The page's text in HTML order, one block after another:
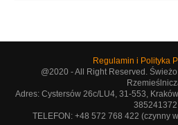
Regulamin i Polityka
@2020 - All Right Reserved.
Adres: Cystersów 26c/LU4, 31-553,
385241372
TELEFON: +48 572 768 422 (czynny